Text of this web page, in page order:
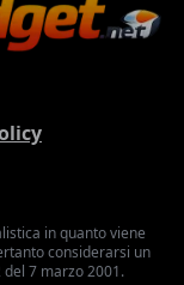
in quanto viene
considerarsi un
7 marzo 2001.